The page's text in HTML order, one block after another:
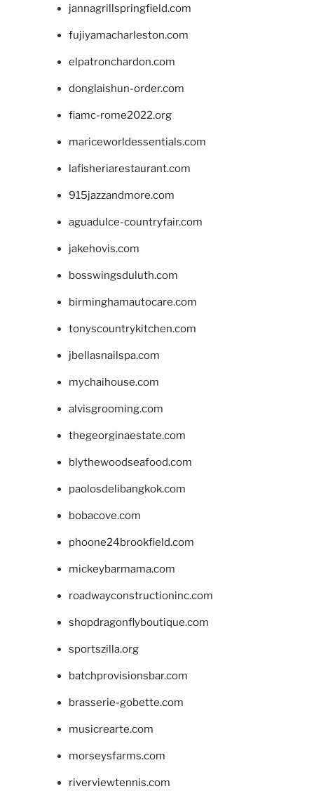
jannagrillspringfield.com
fujiyamacharleston.com
elpatronchardon.com
donglaishun-order.com
fiamc-rome2022.org
mariceworldessentials.com
lafisheriarestaurant.com
915jazzandmore.com
aguadulce-countryfair.com
jakehovis.com
bosswingsduluth.com
birminghamautocare.com
tonyscountrykitchen.com
jbellasnailspa.com
mychaihouse.com
alvisgrooming.com
thegeorginaestate.com
blythewoodseafood.com
paolosdelibangkok.com
bobacove.com
phoone24brookfield.com
mickeybarmama.com
roadwayconstructioninc.com
shopdragonflyboutique.com
sportszilla.org
batchprovisionsbar.com
brasserie-gobette.com
musicrearte.com
morseysfarms.com
riverviewtennis.com